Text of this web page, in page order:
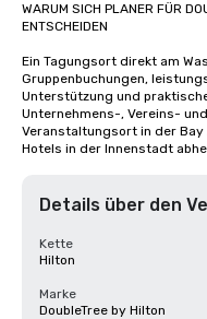
WARUM SICH PLANER FÜR
ENTSCHEIDEN
Ein Tagungsort direkt am
Gruppenbuchungen,
Unterstützung und
Unternehmens-, Vereins-
Veranstaltungsort in der
Hotels in der Innenstadt
Details über den
Kette
Hilton
Marke
DoubleTree by Hilton